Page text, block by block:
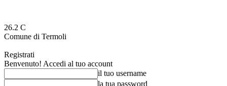
26.2 C
Comune di Termoli
Registrati
Benvenuto! Accedi al tuo account
il tuo username
la tua password